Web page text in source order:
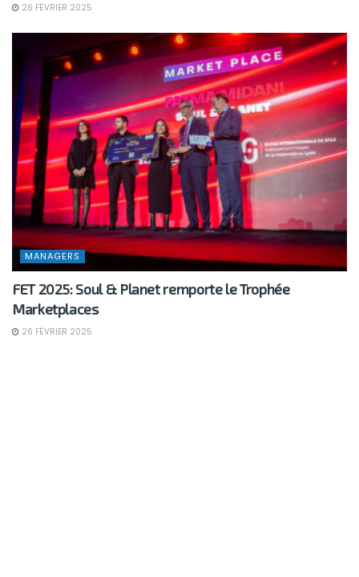
26 FÉVRIER 2025
MANAGERS
FET 2025: Soul & Planet remporte le Trophée
Marketplaces
26 FÉVRIER 2025